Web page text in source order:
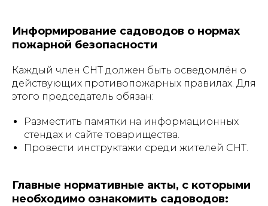
Информирование садоводов о нормах
пожарной безопасности
Каждый член СНТ должен быть осведомлён о
действующих противопожарных правилах. Для
этого председатель обязан:
Разместить памятки на информационных
стендах и сайте товарищества.
Провести инструктажи среди жителей СНТ.
Главные нормативные акты, с которыми
необходимо ознакомить садоводов: